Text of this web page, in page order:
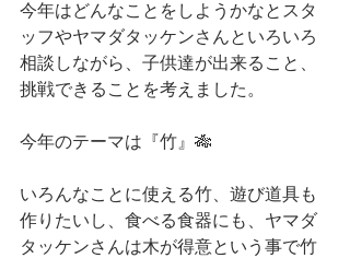
今年はどんなことをしようかなとスタ
ッフやヤマダタッケンさんといろいろ
相談しながら、子供達が出来ること、
挑戦できることを考えました。
今年のテーマは『竹』🎋
いろんなことに使える竹、遊び道具も
作りたいし、食べる食器にも、ヤマダ
タッケンさんは木が得意という事で竹